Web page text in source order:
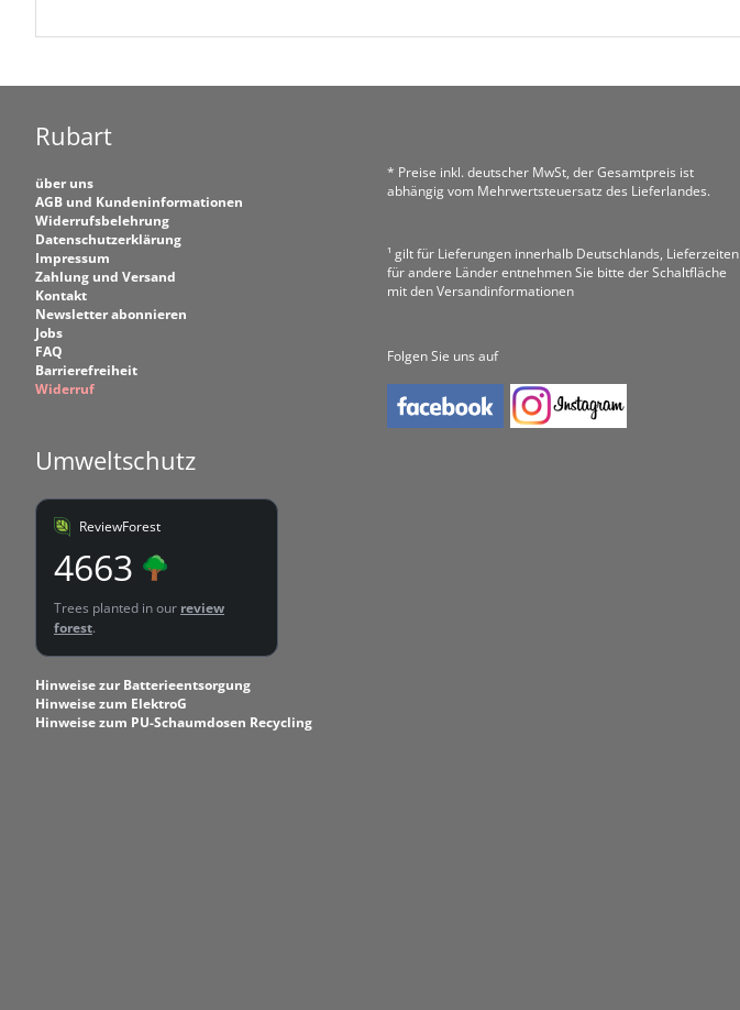
Rubart
über uns
AGB und Kundeninformationen
Widerrufsbelehrung
Datenschutzerklärung
Impressum
Zahlung und Versand
Kontakt
Newsletter abonnieren
Jobs
FAQ
Barrierefreiheit
Widerruf
Umweltschutz
ReviewForest
4663
Trees planted in our review
forest.
Hinweise zur Batterieentsorgung
Hinweise zum ElektroG
Hinweise zum PU-Schaumdosen Recycling
* Preise inkl. deutscher MwSt, der Gesamtpreis ist
abhängig vom Mehrwertsteuersatz des Lieferlandes.
¹ gilt für Lieferungen innerhalb Deutschlands, Lieferzeiten
für andere Länder entnehmen Sie bitte der Schaltfläche
mit den Versandinformationen
Folgen Sie uns auf